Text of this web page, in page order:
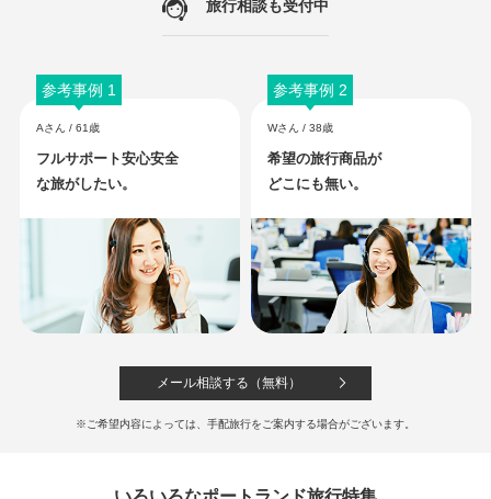
旅行相談も受付中
参考事例 1
Aさん / 61歳
フルサポート安心安全
な旅がしたい。
参考事例 2
Wさん / 38歳
希望の旅行商品が
どこにも無い。
メール相談する（無料）
※ご希望内容によっては、手配旅行をご案内する場合がございます。